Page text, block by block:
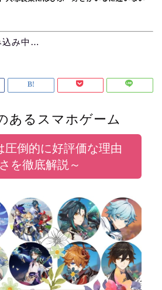
込み中…
あるスマホゲーム
圧倒的に好評価な理由
を徹底解説～